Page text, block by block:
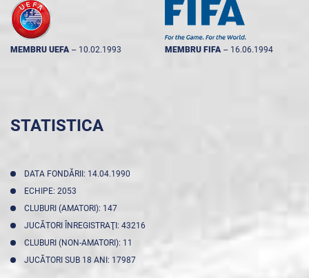
MEMBRU UEFA -- 10.02.1993 MEMBRU FIFA -- 16.06.1994
STATISTICA
DATA FONDĂRII: 14.04.1990
ECHIPE: 2053
CLUBURI (AMATORI): 147
JUCĂTORI ÎNREGISTRAŢI: 43216
CLUBURI (NON-AMATORI): 11
JUCĂTORI SUB 18 ANI: 17987